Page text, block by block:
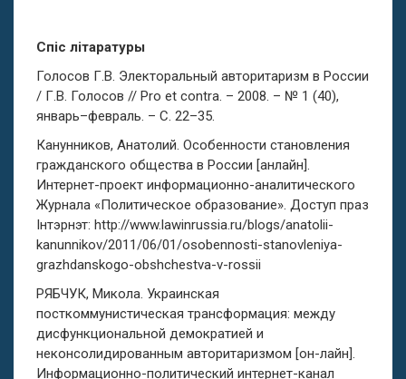
Спіс літаратуры
Голосов Г.В. Электоральный авторитаризм в России
/ Г.В. Голосов // Pro et contra. – 2008. – № 1 (40),
январь–февраль. – С. 22–35.
Канунников, Анатолий. Особенности становления
гражданского общества в России [анлайн].
Интернет-проект информационно-аналитического
Журнала «Политическое образование». Доступ праз
Інтэрнэт: http://www.lawinrussia.ru/blogs/anatolii-
kanunnikov/2011/06/01/osobennosti-stanovleniya-
grazhdanskogo-obshchestva-v-rossii
РЯБЧУК, Микола. Украинская
посткоммунистическая трансформация: между
дисфункциональной демократией и
неконсолидированным авторитаризмом [он-лайн].
Информационно-политический интернет-канал